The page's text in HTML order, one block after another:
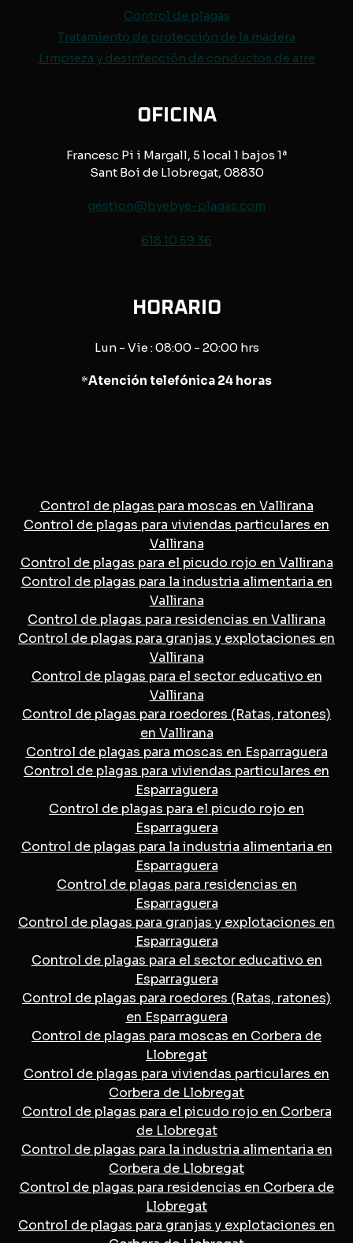
Control de plagas
Tratamiento de protección de la madera
Limpieza y desinfección de conductos de aire
OFICINA
Francesc Pi i Margall, 5 local 1 bajos 1ª
Sant Boi de Llobregat, 08830
gestion@byebye-plagas.com
618 10 59 36
HORARIO
Lun - Vie : 08:00 - 20:00 hrs
*Atención telefónica 24 horas
Control de plagas para moscas en Vallirana
Control de plagas para viviendas particulares en
Vallirana
Control de plagas para el picudo rojo en Vallirana
Control de plagas para la industria alimentaria en
Vallirana
Control de plagas para residencias en Vallirana
Control de plagas para granjas y explotaciones en
Vallirana
Control de plagas para el sector educativo en
Vallirana
Control de plagas para roedores (Ratas, ratones)
en Vallirana
Control de plagas para moscas en Esparraguera
Control de plagas para viviendas particulares en
Esparraguera
Control de plagas para el picudo rojo en
Esparraguera
Control de plagas para la industria alimentaria en
Esparraguera
Control de plagas para residencias en
Esparraguera
Control de plagas para granjas y explotaciones en
Esparraguera
Control de plagas para el sector educativo en
Esparraguera
Control de plagas para roedores (Ratas, ratones)
en Esparraguera
Control de plagas para moscas en Corbera de
Llobregat
Control de plagas para viviendas particulares en
Corbera de Llobregat
Control de plagas para el picudo rojo en Corbera
de Llobregat
Control de plagas para la industria alimentaria en
Corbera de Llobregat
Control de plagas para residencias en Corbera de
Llobregat
Control de plagas para granjas y explotaciones en